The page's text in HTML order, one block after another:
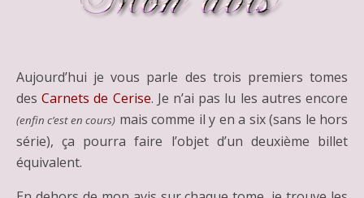
Aujourd’hui je vous parle des trois premiers tomes
desCarnets de Cerise. Je n’ai pas lu les autres encore
(enfin c’est en cours) mais comme il y en a six (sans le hors
série), ça pourra faire l’objet d’un deuxième billet
équivalent.